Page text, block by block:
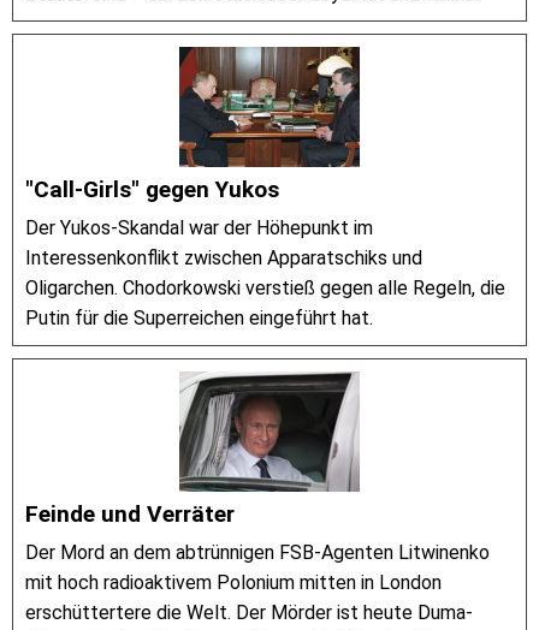
"Call-Girls" gegen Yukos
Der Yukos-Skandal war der Höhepunkt im
Interessenkonflikt zwischen Apparatschiks und
Oligarchen. Chodorkowski verstieß gegen alle Regeln, die
Putin für die Superreichen eingeführt hat.
Feinde und Verräter
Der Mord an dem abtrünnigen FSB-Agenten Litwinenko
mit hoch radioaktivem Polonium mitten in London
erschüttertere die Welt. Der Mörder ist heute Duma-